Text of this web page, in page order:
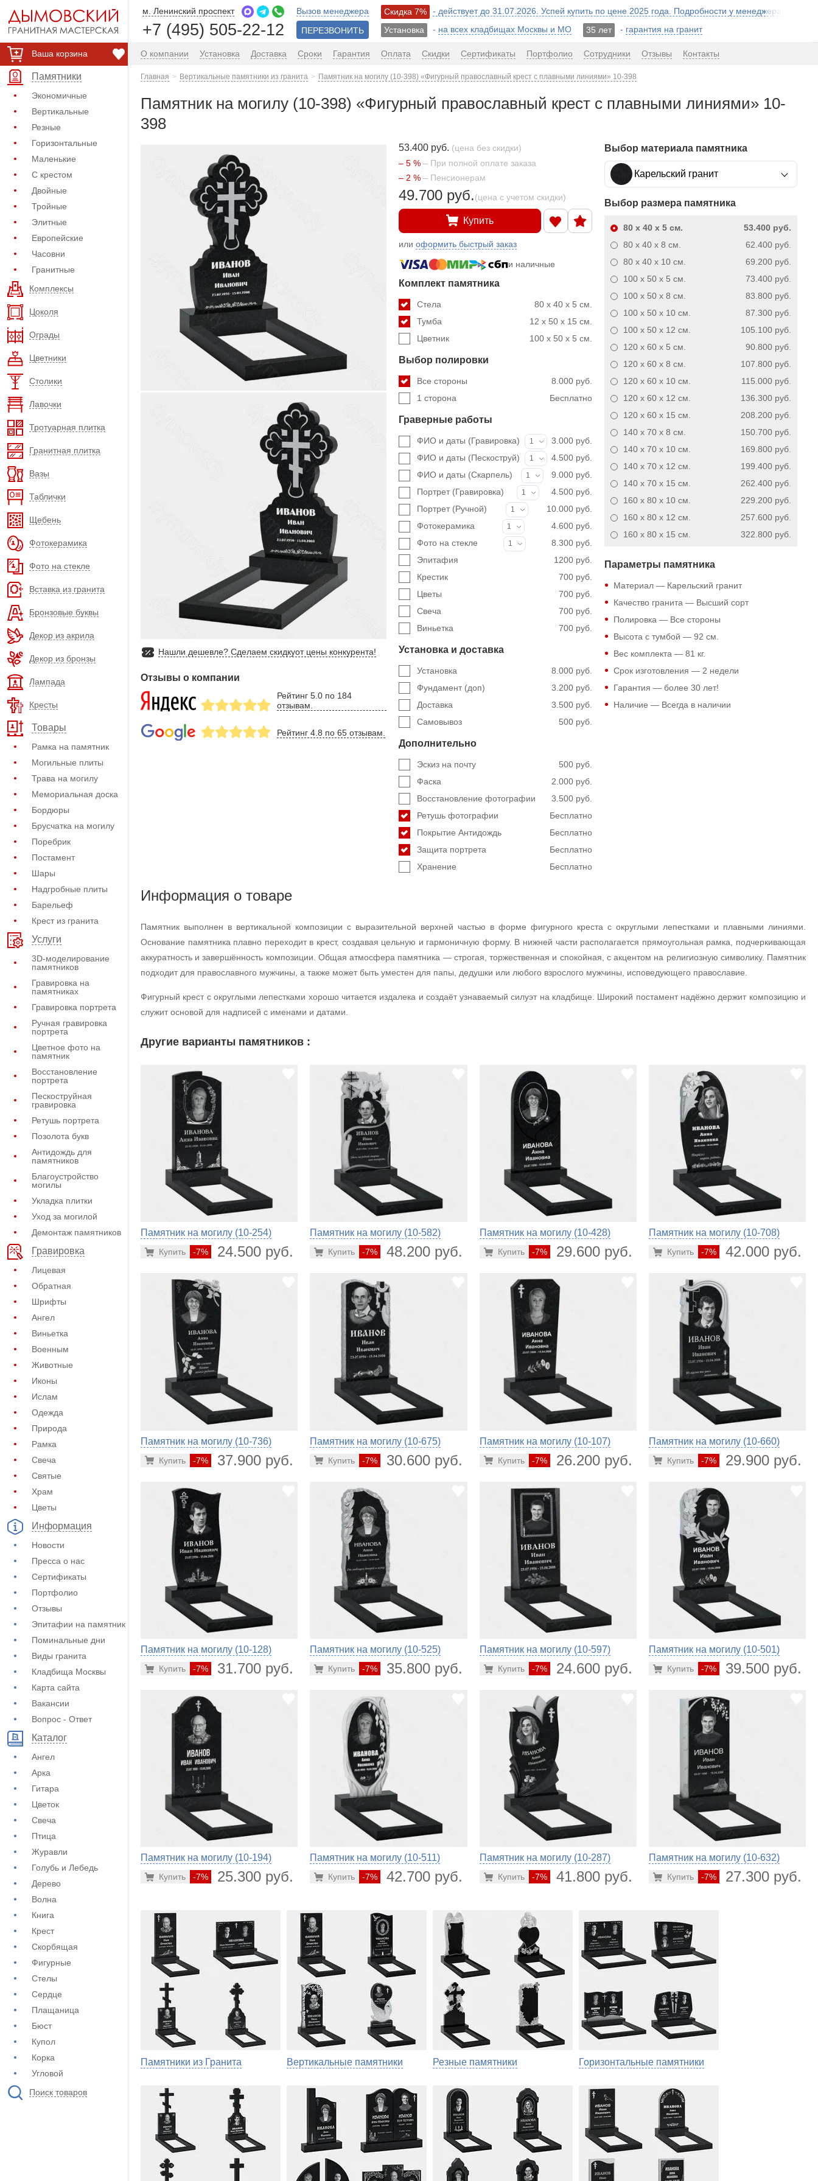
Ваша корзина
Памятники
Экономичные
Вертикальные
Резные
Горизонтальные
Маленькие
С крестом
Двойные
Тройные
Элитные
Европейские
Часовни
Гранитные
Комплексы
Цоколя
Ограды
Цветники
Столики
Лавочки
Тротуарная плитка
Гранитная плитка
Вазы
Таблички
Щебень
Фотокерамика
Фото на стекле
Вставка из гранита
Бронзовые буквы
Декор из акрила
Декор из бронзы
Лампада
Кресты
Товары
Рамка на памятник
Могильные плиты
Трава на могилу
Мемориальная доска
Бордюры
Брусчатка на могилу
Поребрик
Постамент
Шары
Надгробные плиты
Барельеф
Крест из гранита
Услуги
3D-моделирование
памятников
Гравировка на
памятниках
Гравировка портрета
Ручная гравировка
портрета
Цветное фото на
памятник
Восстановление
портрета
Пескоструйная
гравировка
Ретушь портрета
Позолота букв
Антидождь для
памятников
Благоустройство
могилы
Укладка плитки
Уход за могилой
Демонтаж памятников
Гравировка
Лицевая
Обратная
Шрифты
Ангел
Виньетка
Военным
Животные
Иконы
Ислам
Одежда
Природа
Рамка
Свеча
Святые
Храм
Цветы
Информация
Новости
Пресса о нас
Сертификаты
Портфолио
Отзывы
Эпитафии на памятник
Поминальные дни
Виды гранита
Кладбища Москвы
Карта сайта
Вакансии
Вопрос - Ответ
Каталог
Ангел
Арка
Гитара
Цветок
Свеча
Птица
Журавли
Голубь и Лебедь
Дерево
Волна
Книга
Крест
Скорбящая
Фигурные
Стелы
Сердце
Плащаница
Бюст
Купол
Корка
Угловой
Поиск товаров
м. Ленинский проспект
+7 (495) 505-22-12
Вызов менеджера
ПЕРЕЗВОНИТЬ
Скидка 7%
- действует до 31.07.2026. Успей купить по цене 2025 года. Подробности у менеджера!
Установка
- на всех кладбищах Москвы и МО 35 лет - гарантия на гранит
О компании Установка Доставка Сроки Гарантия Оплата Скидки Сертификаты Портфолио Сотрудники Отзывы Контакты
Главная Вертикальные памятники из гранита Памятник на могилу (10-398) «Фигурный православный крест с плавными линиями» 10-398
Памятник на могилу (10-398) «Фигурный православный крест с плавными линиями» 10-
398
Нашли дешевле? Сделаем скидкуот цены конкурента!
Отзывы о компании
Рейтинг 5.0 по 184
отзывам.
Рейтинг 4.8 по 65 отзывам.
53.400 руб. (цена без скидки)
– 5 % – При полной оплате заказа
– 2 % – Пенсионерам
49.700 руб.(цена с учетом скидки)
Купить
илиоформить быстрый заказ
и наличные
Комплект памятника
80 x 40 x 5 см.
Стела
12 x 50 x 15 см.
Тумба
100 x 50 x 5 см.
Цветник
Выбор полировки
8.000 руб.
Все стороны
Бесплатно
1 сторона
Граверные работы
ФИО и даты (Гравировка) 1
3.000 руб.
ФИО и даты (Пескоструй)
1
4.500 руб.
ФИО и даты (Скарпель)
1
9.000 руб.
Портрет (Гравировка)
1
4.500 руб.
Портрет (Ручной)
1
10.000 руб.
Фотокерамика
1
4.600 руб.
Фото на стекле
1
8.300 руб.
1200 руб.
Эпитафия
700 руб.
Крестик
700 руб.
Цветы
700 руб.
Свеча
700 руб.
Виньетка
Установка и доставка
8.000 руб.
Установка
3.200 руб.
Фундамент (доп)
3.500 руб.
Доставка
500 руб.
Самовывоз
Дополнительно
500 руб.
Эскиз на почту
2.000 руб.
Фаска
3.500 руб.
Восстановление фотографии
Бесплатно
Ретушь фотографии
Бесплатно
Покрытие Антидождь
Бесплатно
Защита портрета
Бесплатно
Хранение
Выбор материала памятника
Карельский гранит
Выбор размера памятника
53.400 руб.
80 x 40 x 5см.
62.400 руб.
80 x 40 x 8 см.
69.200 руб.
80 x 40 x 10см.
73.400 руб.
100 x 50 x 5 см.
83.800 руб.
100 x 50 x 8 см.
87.300 руб.
100 x 50 x 10см.
105.100 руб.
100 x 50 x 12 см.
90.800 руб.
120 x 60 x 5 см.
107.800 руб.
120 x 60 x 8 см.
115.000 руб.
120 x 60 x 10см.
136.300 руб.
120 x 60 x 12 см.
208.200 руб.
120 x 60 x 15 см.
150.700 руб.
140 x 70 x 8 см.
169.800 руб.
140 x 70 x 10см.
199.400 руб.
140 x 70 x 12 см.
262.400 руб.
140 x 70 x 15 см.
229.200 руб.
160 x 80 x 10см.
257.600 руб.
160 x 80 x 12 см.
322.800 руб.
160 x 80 x 15 см.
Параметры памятника
Материал — Карельский гранит
Качество гранита — Высший сорт
Полировка — Все стороны
Высота с тумбой — 92 см.
Вес комплекта — 81 кг.
Срок изготовления — 2 недели
Гарантия — более 30 лет!
Наличие — Всегда в наличии
Информация о товаре
Памятник выполнен в вертикальной композиции с выразительной верхней частью в форме фигурного креста с округлыми лепестками и плавными линиями.
Основание памятника плавно переходит в крест, создавая цельную и гармоничную форму. В нижней части располагается прямоугольная рамка, подчеркивающая
аккуратность и завершённость композиции. Общая атмосфера памятника — строгая, торжественная и спокойная, с акцентом на религиозную символику. Памятник
подходит для православного мужчины, а также может быть уместен для папы, дедушки или любого взрослого мужчины, исповедующего православие.
Фигурный крест с округлыми лепестками хорошо читается издалека и создаёт узнаваемый силуэт на кладбище. Широкий постамент надёжно держит композицию и
служит основой для надписей с именами и датами.
Другие варианты памятников :
Памятник на могилу (10-254)
-7% 24.500 руб.
Купить
Памятник на могилу (10-582)
-7% 48.200 руб.
Купить
Памятник на могилу (10-428)
-7% 29.600 руб.
Купить
Памятник на могилу (10-708)
-7% 42.000 руб.
Купить
Памятник на могилу (10-736)
-7% 37.900 руб.
Купить
Памятник на могилу (10-675)
-7% 30.600 руб.
Купить
Памятник на могилу (10-107)
-7% 26.200 руб.
Купить
Памятник на могилу (10-660)
-7% 29.900 руб.
Купить
Памятник на могилу (10-128)
-7% 31.700 руб.
Купить
Памятник на могилу (10-525)
-7% 35.800 руб.
Купить
Памятник на могилу (10-597)
-7% 24.600 руб.
Купить
Памятник на могилу (10-501)
-7% 39.500 руб.
Купить
Памятник на могилу (10-194)
-7% 25.300 руб.
Купить
Памятник на могилу (10-511)
-7% 42.700 руб.
Купить
Памятник на могилу (10-287)
-7% 41.800 руб.
Купить
Памятник на могилу (10-632)
-7% 27.300 руб.
Купить
Памятники из Гранита Вертикальные памятники Резные памятники Горизонтальные памятники